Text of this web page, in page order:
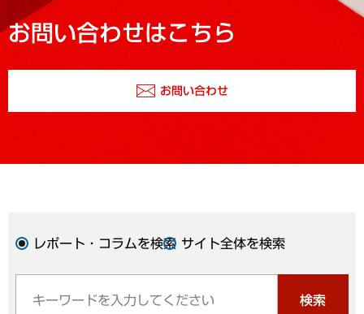
お問い合わせはこちら
お問い合わせ
レポート・コラムを検索 サイト全体を検索
検索